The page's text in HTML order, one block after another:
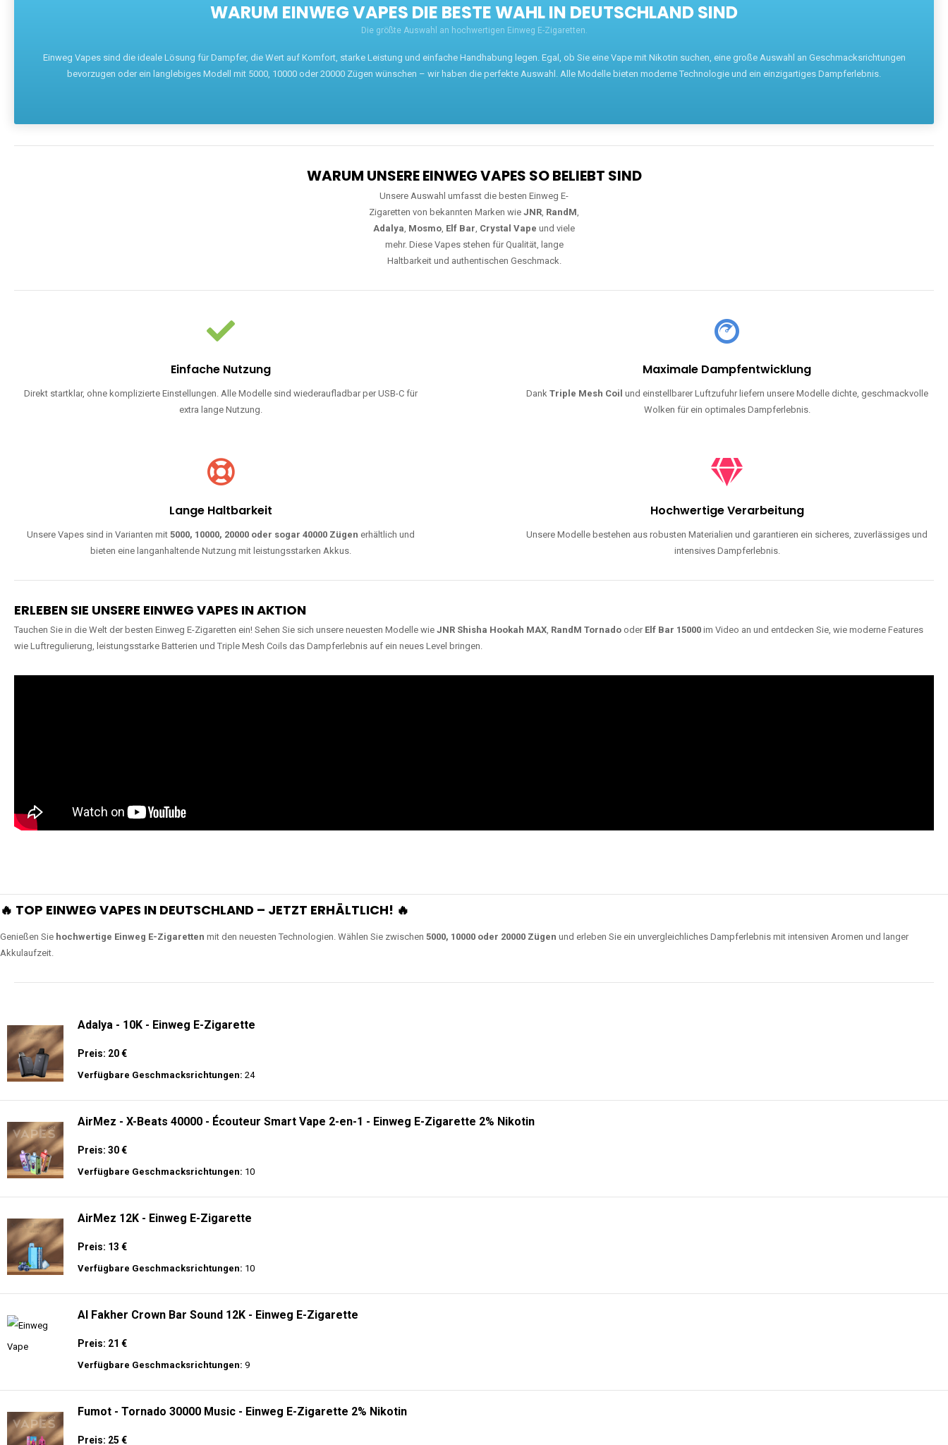
WARUM EINWEG VAPES DIE BESTE WAHL IN DEUTSCHLAND SIND
Die größte Auswahl an hochwertigen Einweg E-Zigaretten.
Einweg Vapes sind die ideale Lösung für Dampfer, die Wert auf Komfort, starke Leistung und einfache Handhabung legen. Egal, ob Sie eine Vape mit Nikotin suchen, eine große Auswahl an Geschmacksrichtungen
bevorzugen oder ein langlebiges Modell mit 5000, 10000 oder 20000 Zügen wünschen – wir haben die perfekte Auswahl. Alle Modelle bieten moderne Technologie und ein einzigartiges Dampferlebnis.
WARUM UNSERE EINWEG VAPES SO BELIEBT SIND
Unsere Auswahl umfasst die besten Einweg E-
Zigaretten von bekannten Marken wie JNR, RandM,
Adalya, Mosmo, Elf Bar, Crystal Vape und viele
mehr. Diese Vapes stehen für Qualität, lange
Haltbarkeit und authentischen Geschmack.
Einfache Nutzung
Direkt startklar, ohne komplizierte Einstellungen. Alle Modelle sind wiederaufladbar per USB-C für
extra lange Nutzung.
Maximale Dampfentwicklung
Dank Triple Mesh Coil und einstellbarer Luftzufuhr liefern unsere Modelle dichte, geschmackvolle
Wolken für ein optimales Dampferlebnis.
Lange Haltbarkeit
Unsere Vapes sind in Varianten mit5000, 10000, 20000 oder sogar 40000 Zügen erhältlich und
bieten eine langanhaltende Nutzung mit leistungsstarken Akkus.
Hochwertige Verarbeitung
Unsere Modelle bestehen aus robusten Materialien und garantieren ein sicheres, zuverlässiges und
intensives Dampferlebnis.
ERLEBEN SIE UNSERE EINWEG VAPES IN AKTION
Tauchen Sie in die Welt der besten Einweg E-Zigaretten ein! Sehen Sie sich unsere neuesten Modelle wie JNR Shisha Hookah MAX, RandM Tornado oder Elf Bar 15000 im Video an und entdecken Sie, wie moderne Features
wie Luftregulierung, leistungsstarke Batterien und Triple Mesh Coils das Dampferlebnis auf ein neues Level bringen.
🔥 TOP EINWEG VAPES IN DEUTSCHLAND – JETZT ERHÄLTLICH! 🔥
Genießen Sie hochwertige Einweg E-Zigaretten mit den neuesten Technologien. Wählen Sie zwischen 5000, 10000 oder 20000 Zügen und erleben Sie ein unvergleichliches Dampferlebnis mit intensiven Aromen und langer
Akkulaufzeit.
Adalya - 10K - Einweg E-Zigarette
Preis: 20 €
Verfügbare Geschmacksrichtungen: 24
AirMez - X-Beats 40000 - Écouteur Smart Vape 2-en-1 - Einweg E-Zigarette 2% Nikotin
Preis: 30 €
Verfügbare Geschmacksrichtungen: 10
AirMez 12K - Einweg E-Zigarette
Preis: 13 €
Verfügbare Geschmacksrichtungen: 10
Al Fakher Crown Bar Sound 12K - Einweg E-Zigarette
Preis: 21 €
Verfügbare Geschmacksrichtungen: 9
Fumot - Tornado 30000 Music - Einweg E-Zigarette 2% Nikotin
Preis: 25 €